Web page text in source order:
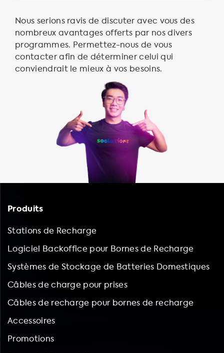
Nous serions ravis de discuter avec vous des
nombreux avantages offerts par nos divers
programmes. Permettez-nous de vous
contacter afin de déterminer celui qui
conviendrait le mieux à vos besoins.
Produits
Stations de Recharge
Logiciel Backoffice pour Bornes de Recharge
Systèmes de Stockage de Batteries Domestiques
Câbles de charge pour prises
Câbles de recharge pour bornes de recharge
Accessoires
Promotions